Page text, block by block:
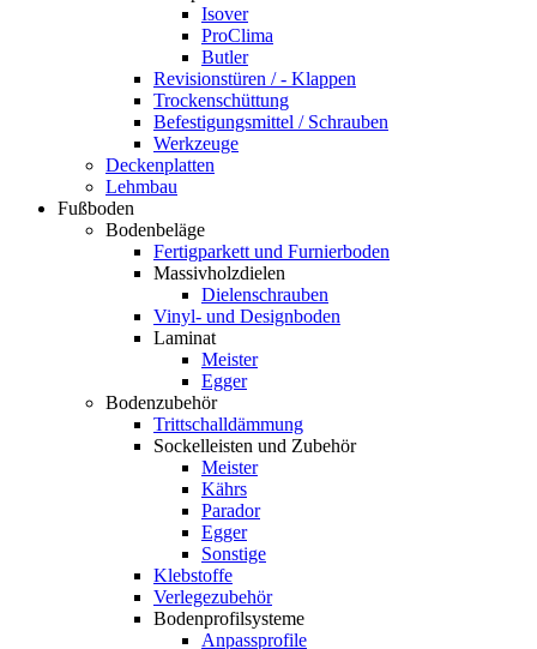
Isover
ProClima
Butler
Revisionstüren / - Klappen
Trockenschüttung
Befestigungsmittel / Schrauben
Werkzeuge
Deckenplatten
Lehmbau
Fußboden
Bodenbeläge
Fertigparkett und Furnierboden
Massivholzdielen
Dielenschrauben
Vinyl- und Designboden
Laminat
Meister
Egger
Bodenzubehör
Trittschalldämmung
Sockelleisten und Zubehör
Meister
Kährs
Parador
Egger
Sonstige
Klebstoffe
Verlegezubehör
Bodenprofilsysteme
Anpassprofile